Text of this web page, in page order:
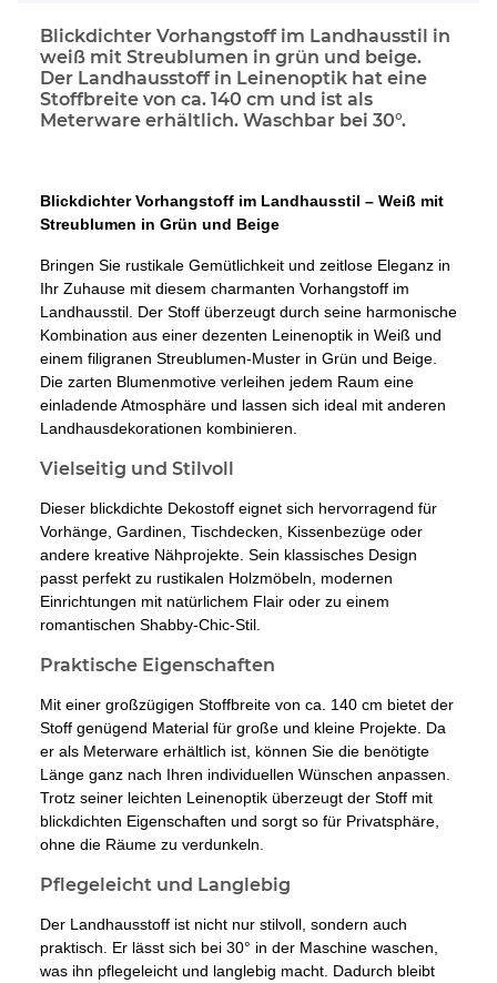
Blickdichter Vorhangstoff im Landhausstil in
weiß mit Streublumen in grün und beige.
Der Landhausstoff in Leinenoptik hat eine
Stoffbreite von ca. 140 cm und ist als
Meterware erhältlich. Waschbar bei 30°.
Blickdichter Vorhangstoff im Landhausstil – Weiß mit
Streublumen in Grün und Beige
Bringen Sie rustikale Gemütlichkeit und zeitlose Eleganz in
Ihr Zuhause mit diesem charmanten Vorhangstoff im
Landhausstil. Der Stoff überzeugt durch seine harmonische
Kombination aus einer dezenten Leinenoptik in Weiß und
einem filigranen Streublumen-Muster in Grün und Beige.
Die zarten Blumenmotive verleihen jedem Raum eine
einladende Atmosphäre und lassen sich ideal mit anderen
Landhausdekorationen kombinieren.
Vielseitig und Stilvoll
Dieser blickdichte Dekostoff eignet sich hervorragend für
Vorhänge, Gardinen, Tischdecken, Kissenbezüge oder
andere kreative Nähprojekte. Sein klassisches Design
passt perfekt zu rustikalen Holzmöbeln, modernen
Einrichtungen mit natürlichem Flair oder zu einem
romantischen Shabby-Chic-Stil.
Praktische Eigenschaften
Mit einer großzügigen Stoffbreite von ca. 140 cm bietet der
Stoff genügend Material für große und kleine Projekte. Da
er als Meterware erhältlich ist, können Sie die benötigte
Länge ganz nach Ihren individuellen Wünschen anpassen.
Trotz seiner leichten Leinenoptik überzeugt der Stoff mit
blickdichten Eigenschaften und sorgt so für Privatsphäre,
ohne die Räume zu verdunkeln.
Pflegeleicht und Langlebig
Der Landhausstoff ist nicht nur stilvoll, sondern auch
praktisch. Er lässt sich bei 30° in der Maschine waschen,
was ihn pflegeleicht und langlebig macht. Dadurch bleibt